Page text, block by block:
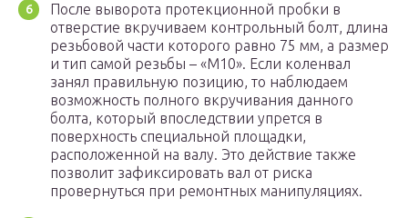
После выворота протекционной пробки в
отверстие вкручиваем контрольный болт, длина
резьбовой части которого равно 75 мм, а размер
и тип самой резьбы – «М10». Если коленвал
занял правильную позицию, то наблюдаем
возможность полного вкручивания данного
болта, который впоследствии упрется в
поверхность специальной площадки,
расположенной на валу. Это действие также
позволит зафиксировать вал от риска
провернуться при ремонтных манипуляциях.